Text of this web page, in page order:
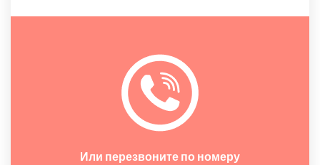
Или перезвоните по номеру